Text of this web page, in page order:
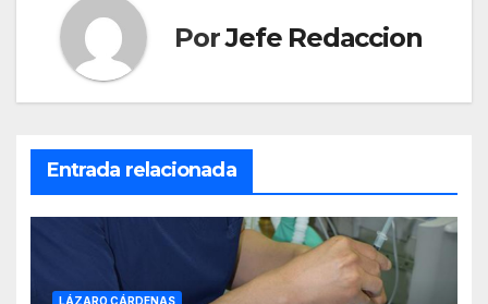
PorJefe Redaccion
Entrada relacionada
LÁZARO CÁRDENAS